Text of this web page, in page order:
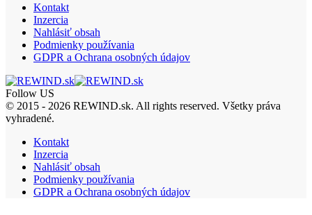
Kontakt
Inzercia
Nahlásiť obsah
Podmienky používania
GDPR a Ochrana osobných údajov
Follow US
© 2015 - 2026 REWIND.sk. All rights reserved. Všetky práva
vyhradené.
Kontakt
Inzercia
Nahlásiť obsah
Podmienky používania
GDPR a Ochrana osobných údajov